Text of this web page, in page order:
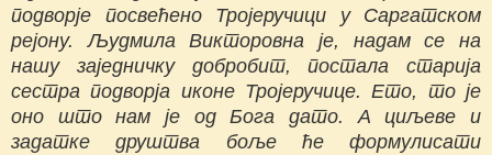
подворје посвећено Тројеручици у Саргатском
рејону. Људмила Викторовна је, надам се на
нашу заједничку добробит, постала старија
сестра подворја иконе Тројеручице. Ето, то је
оно што нам је од Бога дато. А циљеве и
задатке друштва боље ће формулисати